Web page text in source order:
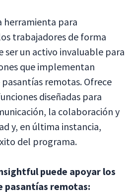
herramienta para
trabajadores de forma
ser un activo invaluable para
que implementan
remotas. Ofrece
diseñadas para
la colaboración y
y, en última instancia,
del programa.
puede apoyar los
pasantías remotas: